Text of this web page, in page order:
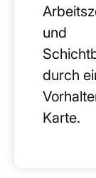
und
durch
Karte.